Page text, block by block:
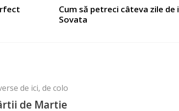
Cum să petreci câteva zile de
Sovata
de ici, de colo
de Martie